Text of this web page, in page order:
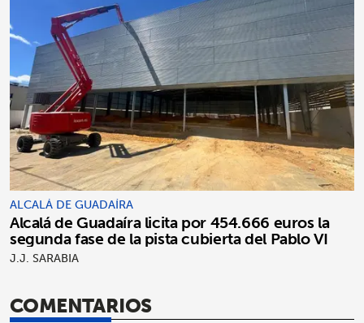
ALCALÁ DE GUADAÍRA
Alcalá de Guadaíra licita por 454.666 euros la
segunda fase de la pista cubierta del Pablo VI
J.J. SARABIA
COMENTARIOS